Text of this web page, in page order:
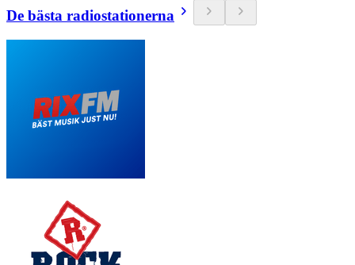
De bästa radiostationerna